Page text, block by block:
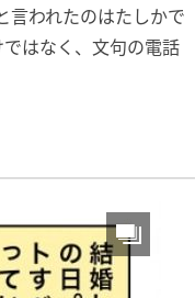
言われたのはたしかで
はなく、文句の電話